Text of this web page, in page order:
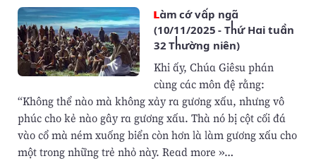
Làm cớ vấp ngã
(10/11/2025 - Thứ Hai tuần
32 Thường niên)
Khi ấy, Chúa Giêsu phán
cùng các môn đệ rằng:
“Không thể nào mà không xảy ra gương xấu, nhưng vô
phúc cho kẻ nào gây ra gương xấu. Thà nó bị cột cối đá
vào cổ mà ném xuống biển còn hơn là làm gương xấu cho
một trong những trẻ nhỏ này. Read more »…